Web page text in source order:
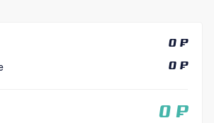
0 ₽
0 ₽
0 ₽